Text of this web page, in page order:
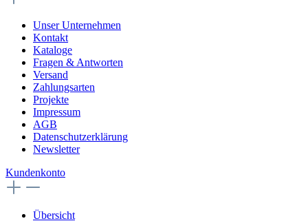
Unser Unternehmen
Kontakt
Kataloge
Fragen & Antworten
Versand
Zahlungsarten
Projekte
Impressum
AGB
Datenschutzerklärung
Newsletter
Kundenkonto
Übersicht